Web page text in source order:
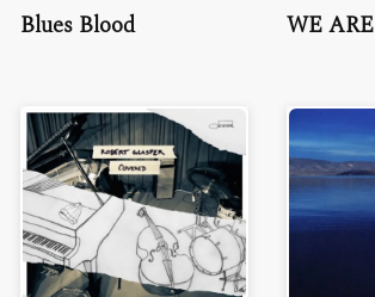
Blues Blood WE ARE